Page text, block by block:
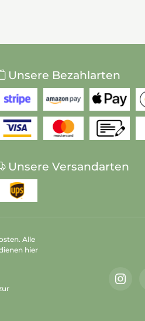
Unsere Bezahlarten
Unsere Versandarten
Alle
hier